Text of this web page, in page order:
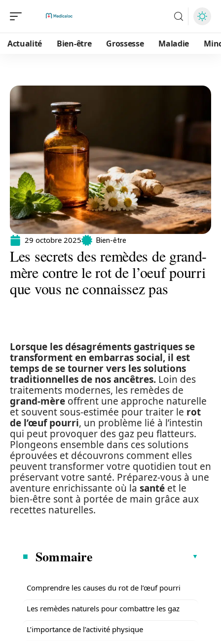
Actualité Bien-être Grossesse Maladie
29 octobre 2025 Bien-être
Les secrets des remèdes de grand-
mère contre le rot de l’oeuf pourri
que vous ne connaissez pas
Lorsque les désagréments gastriques se
transforment en embarras social, il est
temps de se tourner vers les solutions
traditionnelles de nos ancêtres. Loin des
traitements modernes, les remèdes de
grand-mère offrent une approche naturelle
et souvent sous-estimée pour traiter le rot
de l’œuf pourri, un problème lié à l’intestin
qui peut provoquer des gaz peu flatteurs.
Plongeons ensemble dans ces solutions
éprouvées et découvrons comment elles
peuvent transformer votre quotidien tout en
préservant votre santé. Préparez-vous à une
aventure enrichissante où la santé et le
bien-être sont à portée de main grâce aux
recettes naturelles.
Sommaire
Comprendre les causes du rot de l’œuf pourri
Les remèdes naturels pour combattre les gaz
L’importance de l’activité physique